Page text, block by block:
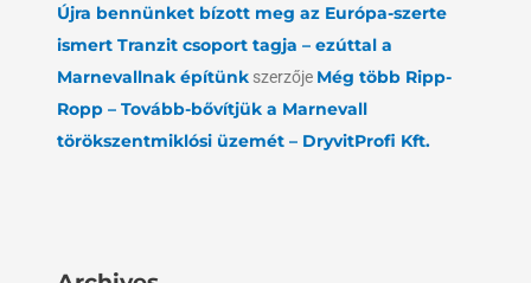
Újra bennünket bízott meg az Európa-szerte
ismert Tranzit csoport tagja – ezúttal a
Marnevallnak építünk szerzője Még több Ripp-
Ropp – Tovább-bővítjük a Marnevall
törökszentmiklósi üzemét – DryvitProfi Kft.